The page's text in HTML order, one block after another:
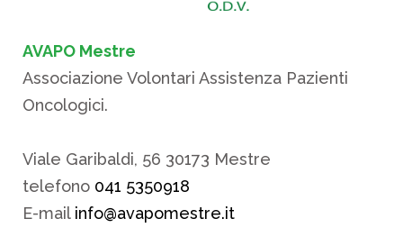
AVAPO Mestre
Associazione Volontari Assistenza Pazienti
Oncologici.
Viale Garibaldi, 56 30173 Mestre
telefono 041 5350918
E-mail info@avapomestre.it